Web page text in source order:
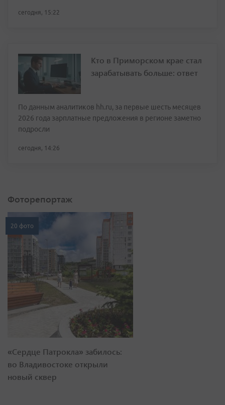
сегодня, 15:22
Кто в Приморском крае стал
зарабатывать больше: ответ
По данным аналитиков hh.ru, за первые шесть месяцев
2026 года зарплатные предложения в регионе заметно
подросли
сегодня, 14:26
Фоторепортаж
20 фото
«Сердце Патрокла» забилось:
во Владивостоке открыли
новый сквер